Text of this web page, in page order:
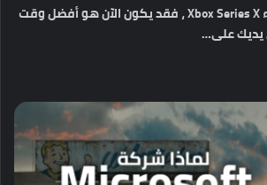
إذا كنت تبحث عن شراء Xbox Series X ، فقد يكون الآن هو أفضل وقت
يديك على…